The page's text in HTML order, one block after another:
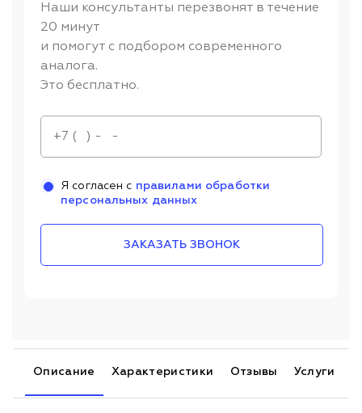
Наши консультанты перезвонят в течение
20 минут
и помогут с подбором современного
аналога.
Это бесплатно.
Я согласен с правилами обработки
персональных данных
ЗАКАЗАТЬ ЗВОНОК
Описание Характеристики Отзывы Услуги